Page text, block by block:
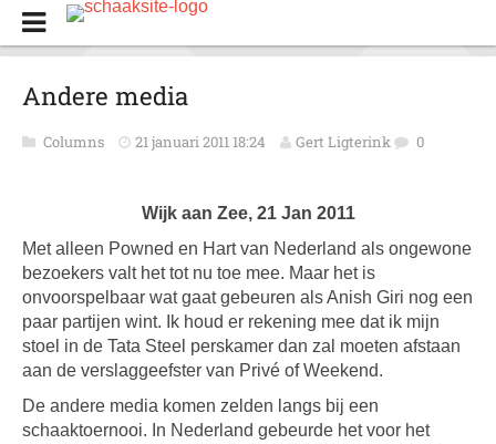
Andere media
Columns 21 januari 2011 18:24 Gert Ligterink 0
Wijk aan Zee, 21 Jan 2011
Met alleen Powned en Hart van Nederland als ongewone
bezoekers valt het tot nu toe mee. Maar het is
onvoorspelbaar wat gaat gebeuren als Anish Giri nog een
paar partijen wint. Ik houd er rekening mee dat ik mijn
stoel in de Tata Steel perskamer dan zal moeten afstaan
aan de verslaggeefster van Privé of Weekend.
De andere media komen zelden langs bij een
schaaktoernooi. In Nederland gebeurde het voor het